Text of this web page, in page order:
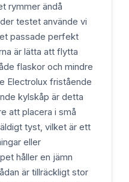
rymmer ändå
testet använde vi
passade perfekt
är lätta att flytta
flaskor och mindre
Electrolux fristående
kylskåp är detta
att placera i små
tyst, vilket är ett
eller
håller en jämn
är tillräckligt stor